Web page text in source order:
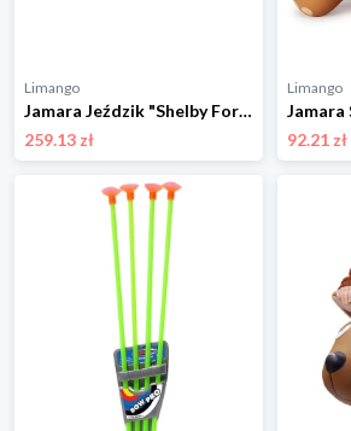
Limango
Jamara Jeździk "Shelby Ford F-150 Raptor" w kolorze czerwonym z przyczepką - 18 m+ rozmiar: onesize
259.13 zł
Limango
92.21 zł